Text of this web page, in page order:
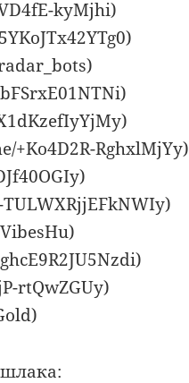
kyMjhi)
RghxlMjYy)
rtQwZGUy)
шлака: